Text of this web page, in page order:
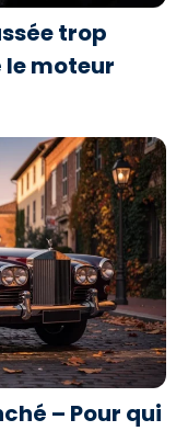
trop
le moteur
– Pour qui